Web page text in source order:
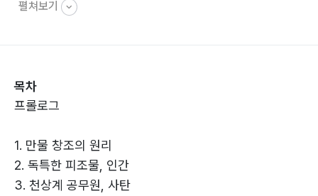
대의 영적 전쟁 등을 폭넓게 다룬다. 또한 성경 본문과 양
님의 질서 안에서 세상을 다스릴 권세와 책임을 부여받은
존재로 바라본다. 저자는 『두나미스 혁명』을 통해 하나님
록 부여하신 능력을 일깨우고 실천해 나갈 구체적인 방법
을 제시한다.
펼쳐보기
목차
프롤로그
1. 만물 창조의 원리
2. 독특한 피조물, 인간
3. 천상계 공무원, 사탄